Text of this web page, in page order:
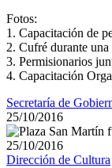
Fotos:
1. Capacitación de
2. Cufré durante
3. Permisionarios
4. Capacitación
Secretaría de
25/10/2016
25/10/2016
Dirección de Cultura